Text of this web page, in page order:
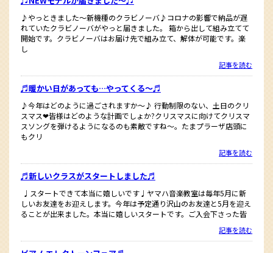
♪やっときました〜新機種のクラビノーバ♪コロナの影響で納品が遅
れていたクラビノーバがやっと届きました。 箱から出して組み立てて
開始です。クラビノーバはお届け先で組み立て、解体が可能です。楽
し
記事を読む
♬暖かい日があっても…やってくる〜♬
♪今年はどのように過ごされますか〜♪ 行動制限のない、土日のクリ
スマス❤︎皆様はどのような計画でしょか?クリスマスに向けてクリスマ
スソングを弾けるようになるのも素敵ですね〜。たまプラーザ店頭に
もクリ
記事を読む
♬新しいクラスがスタートしました♬
♩スタートできて本当に嬉しいです♩ヤマハ音楽教室は毎年5月に新
しいお友達をお迎えします。今年は予定通り沢山のお友達と5月を迎え
ることが出来ました。本当に嬉しいスタートです。ご入会下さった皆
記事を読む